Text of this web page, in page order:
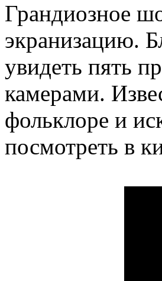
Грандиозное
экранизацию.
увидеть пять
камерами.
фольклоре и
посмотреть в